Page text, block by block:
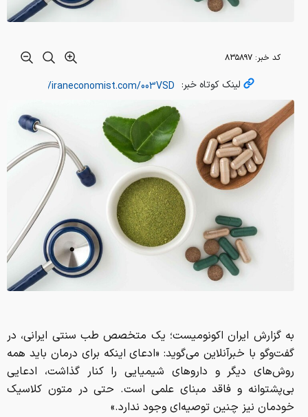
کد خبر: ۸۳۵۸۹۷
لینک کوتاه خبر:
به گزارش ایران اکونومیست؛ یک متخصص طب سنتی ایرانی، در
گفت‌وگو با خبرآنلاین می‌گوید: «ادعای اینکه برای درمان باید همه
روش‌های دیگر و داروهای شیمیایی را کنار گذاشت، ادعایی
بی‌پشتوانه و فاقد مبنای علمی است. حتی در متون کلاسیک
خودمان نیز چنین توصیه‌ای وجود ندارد.»